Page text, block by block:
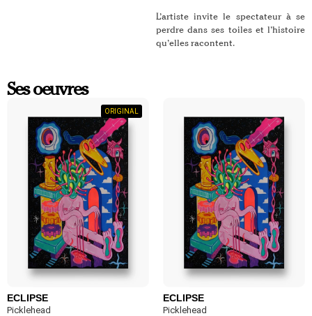
L’artiste invite le spectateur à se
perdre dans ses toiles et l’histoire
qu’elles racontent.
Ses oeuvres
ORIGINAL
ECLIPSE
Picklehead
ECLIPSE
Picklehead